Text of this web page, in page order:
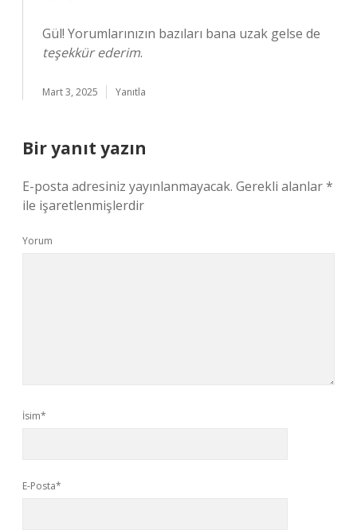
Gül! Yorumlarınızın bazıları bana uzak gelse de
teşekkür ederim.
Mart 3, 2025 Yanıtla
Bir yanıt yazın
E-posta adresiniz yayınlanmayacak. Gerekli alanlar*
ile işaretlenmişlerdir
Yorum
İsim*
E-Posta*